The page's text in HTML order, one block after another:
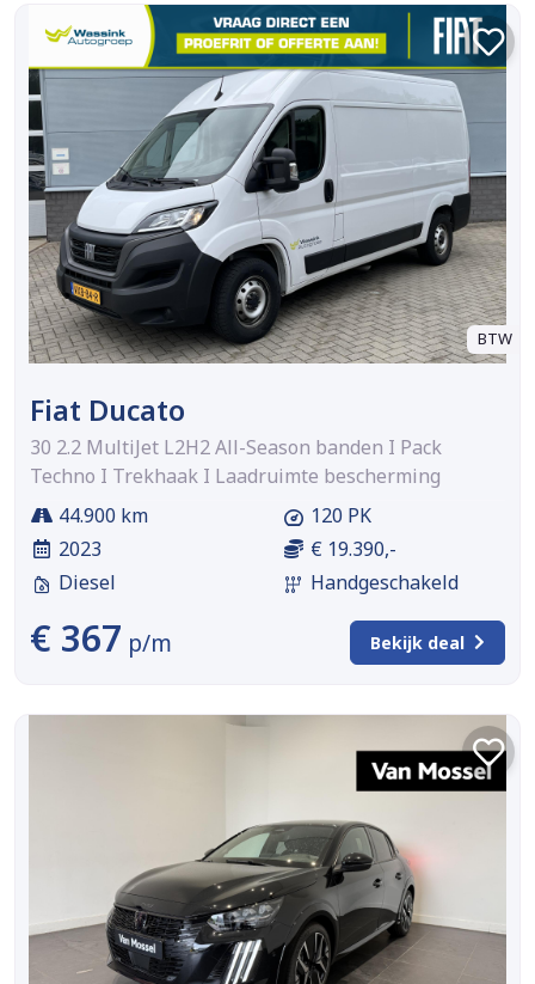
BTW
Fiat Ducato
30 2.2 MultiJet L2H2 All-Season banden I Pack
Techno I Trekhaak I Laadruimte bescherming
44.900 km
2023
Diesel
120 PK
€ 19.390,-
Handgeschakeld
€ 367 p/m Bekijk deal